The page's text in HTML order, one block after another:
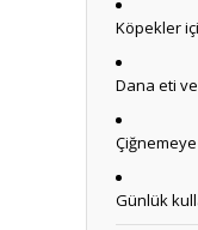
Köpekler
Dana eti
Günlük